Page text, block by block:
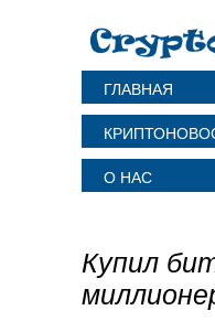
ГЛАВНАЯ
О НАС
Купил